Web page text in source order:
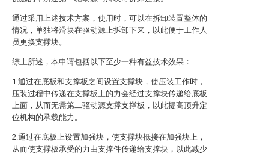
通过采用上述技术方案，使用时，可以在拆卸装置整体的
情况，单独将滑块在驱动源上拆卸下来，以此便于工作人
员更换支撑块。
综上所述，本申请包括以下至少一种有益技术效果：
1.通过在底板和支撑板之间设置支撑块，使压装工作时，
压装过程中传递在支撑板上的力会经过支撑块传递给底板
上面，从而无需第二驱动源支撑支撑板，以此提高顶升定
位机构的承载能力。
2.通过在底板上设置加强块，使支撑块抵接在加强块上，
从而使支撑板承受的力由支撑件传递给支撑块，以此减少